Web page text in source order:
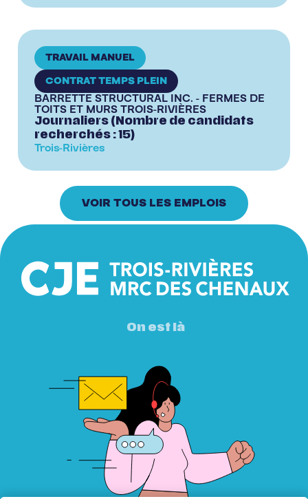
TRAVAIL MANUEL
CONTRAT TEMPS PLEIN
BARRETTE STRUCTURAL INC. - FERMES DE
TOITS ET MURS TROIS-RIVIÈRES
Journaliers (Nombre de candidats
recherchés : 15)
Trois-Rivières
VOIR TOUS LES EMPLOIS
On est là